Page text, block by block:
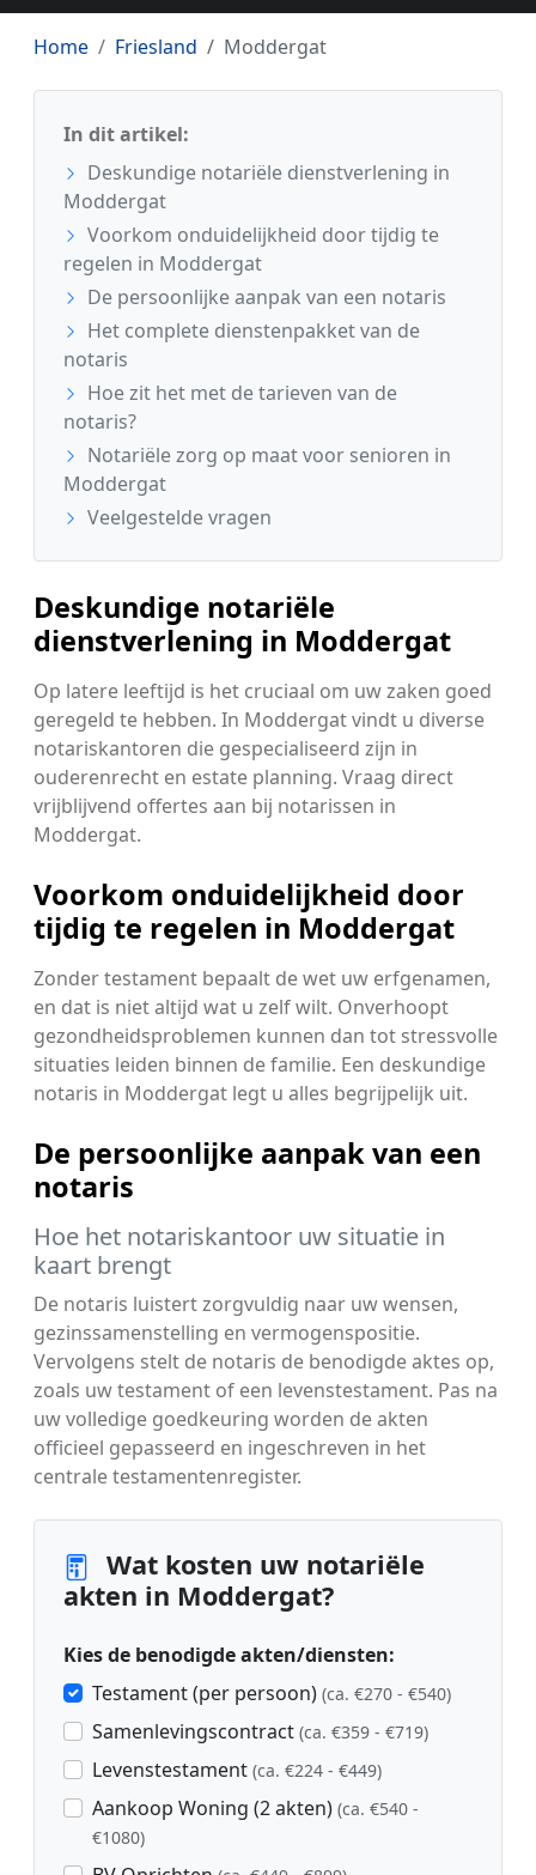
Home Friesland Moddergat
In dit artikel:
Deskundige notariële dienstverlening in
Moddergat
Voorkom onduidelijkheid door tijdig te
regelen in Moddergat
De persoonlijke aanpak van een notaris
Het complete dienstenpakket van de
notaris
Hoe zit het met de tarieven van de
notaris?
Notariële zorg op maat voor senioren in
Moddergat
Veelgestelde vragen
Deskundige notariële
dienstverlening in Moddergat
Op latere leeftijd is het cruciaal om uw zaken goed
geregeld te hebben. In Moddergat vindt u diverse
notariskantoren die gespecialiseerd zijn in
ouderenrecht en estate planning. Vraag direct
vrijblijvend offertes aan bij notarissen in
Moddergat.
Voorkom onduidelijkheid door
tijdig te regelen in Moddergat
Zonder testament bepaalt de wet uw erfgenamen,
en dat is niet altijd wat u zelf wilt. Onverhoopt
gezondheidsproblemen kunnen dan tot stressvolle
situaties leiden binnen de familie. Een deskundige
notaris in Moddergat legt u alles begrijpelijk uit.
De persoonlijke aanpak van een
notaris
Hoe het notariskantoor uw situatie in
kaart brengt
De notaris luistert zorgvuldig naar uw wensen,
gezinssamenstelling en vermogenspositie.
Vervolgens stelt de notaris de benodigde aktes op,
zoals uw testament of een levenstestament. Pas na
uw volledige goedkeuring worden de akten
officieel gepasseerd en ingeschreven in het
centrale testamentenregister.
Wat kosten uw notariële
akten in Moddergat?
Kies de benodigde akten/diensten:
Testament (per persoon) (ca. €270 - €540)
Samenlevingscontract (ca. €359 - €719)
Levenstestament (ca. €224 - €449)
Aankoop Woning (2 akten) (ca. €540 -
€1080)